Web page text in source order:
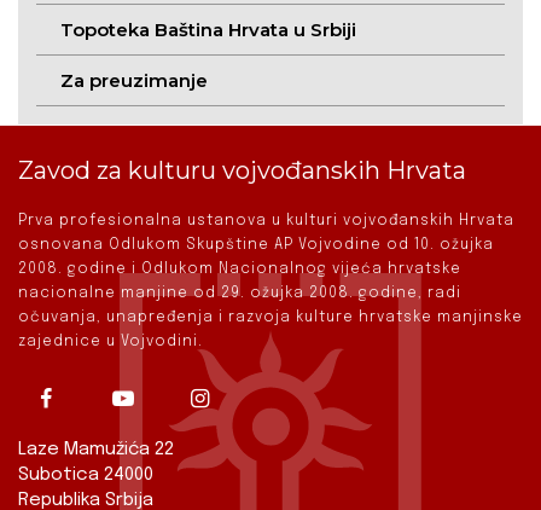
Topoteka Baština Hrvata u Srbiji
Za preuzimanje
Zavod za kulturu vojvođanskih Hrvata
Prva profesionalna ustanova u kulturi vojvođanskih Hrvata
osnovana Odlukom Skupštine AP Vojvodine od 10. ožujka
2008. godine i Odlukom Nacionalnog vijeća hrvatske
nacionalne manjine od 29. ožujka 2008. godine, radi
očuvanja, unapređenja i razvoja kulture hrvatske manjinske
zajednice u Vojvodini.
Laze Mamužića 22
Subotica 24000
Republika Srbija